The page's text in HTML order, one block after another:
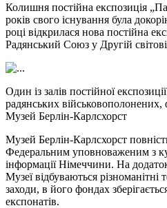
Колишня постійна експозиція
років свого існування була
році відкрилася нова постійна
Радянський Союз у Другій
Один із залів постійної
радянських
Музей Берлін-Карлсхорст
Музей Берлін-Карлсхорст
Федеральним уповноваженим з
інформації Німеччини. На
Музеї відбуваються різноманітні
заходи, в його фондах
експонатів.